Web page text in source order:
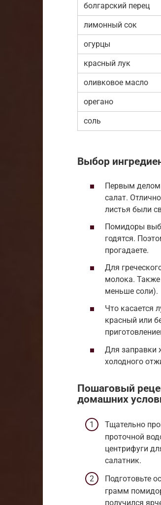
болгарский перец
лимонный сок
огурцы
красный лук
оливковое масло
орегано
соль
Выбор
Первым делом
салат.
листья были
Помидоры
годятся.
прогадаете.
Для
молока. Также
меньше соли).
Что касается
красный или
Для заправки
холодного
Пошаговый
домашних
Тщательно
проточной
центрифуги
салатник.
Подготовьте
грамм
получился